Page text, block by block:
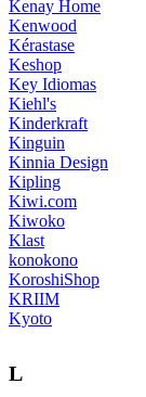
Kenay Home
Kenwood
Kérastase
Keshop
Key Idiomas
Kiehl's
Kinderkraft
Kinguin
Kinnia Design
Kipling
Kiwi.com
Kiwoko
Klast
konokono
KoroshiShop
KRIIM
Kyoto
L